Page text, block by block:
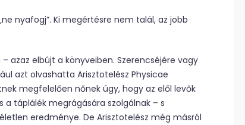
nyafogj”. Ki megértésre nem talál, az jobb
azaz elbújt a könyveiben. Szerencséjére vagy
azt olvashatta Arisztotelész Physicae
megfelelően nőnek úgy, hogy az elől levők
a táplálék megrágására szolgálnak – s
eredménye. De Arisztotelész még másról